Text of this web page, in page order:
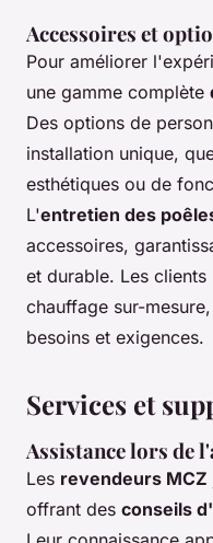
Accessoires et
Pour améliorer
une gamme complète
Des options de
installation unique,
esthétiques ou de
L'entretien des
accessoires,
et durable. Les
chauffage sur-
besoins et exigences.
Services et
Assistance lors de
Les revendeurs MCZ
offrant des conseils